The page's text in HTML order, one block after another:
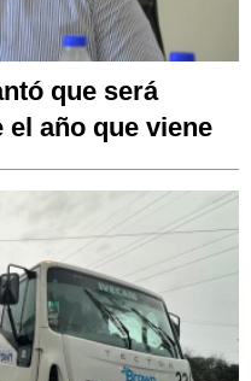
que será
año que viene